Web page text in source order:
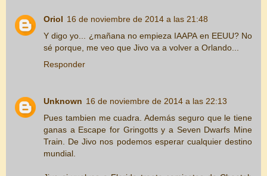
Oriol 16 de noviembre de 2014 a las 21:48
Y digo yo... ¿mañana no empieza IAAPA en EEUU? No
sé porque, me veo que Jivo va a volver a Orlando...
Responder
Unknown 16 de noviembre de 2014 a las 22:13
Pues tambien me cuadra. Además seguro que le tiene
ganas a Escape for Gringotts y a Seven Dwarfs Mine
Train. De Jivo nos podemos esperar cualquier destino
mundial.